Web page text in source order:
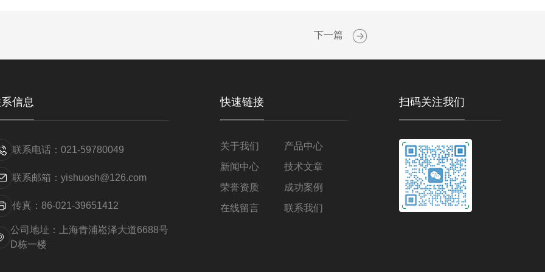
下一篇
信息
联系电话：021-59780049
联系邮箱：yishuosh@126.com
传真：86-021-39651412
公司地址：上海青浦崧泽大道6688号
D栋一楼
快速链接
关于我们
产品中心
新闻中心
技术文章
荣誉资质
成功案例
在线留言
联系我们
扫码关注我们